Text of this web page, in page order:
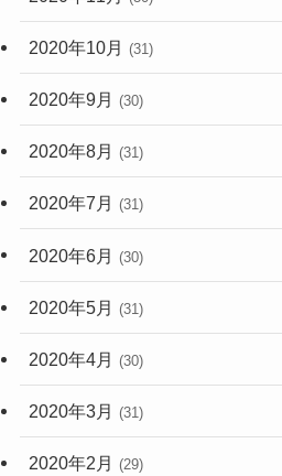
2020年10月 (31)
2020年9月 (30)
2020年8月 (31)
2020年7月 (31)
2020年6月 (30)
2020年5月 (31)
2020年4月 (30)
2020年3月 (31)
2020年2月 (29)